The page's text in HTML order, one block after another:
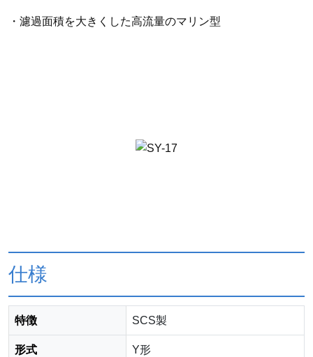
・濾過面積を大きくした高流量のマリン型
仕様
特徴 SCS製
形式 Y形